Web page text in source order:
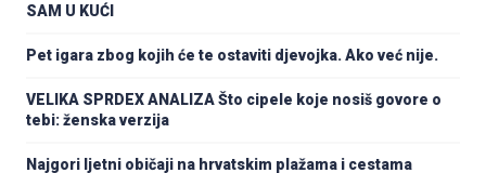
SAM U KUĆI
Pet igara zbog kojih će te ostaviti djevojka. Ako već nije.
VELIKA SPRDEX ANALIZA Što cipele koje nosiš govore o
tebi: ženska verzija
Najgori ljetni običaji na hrvatskim plažama i cestama